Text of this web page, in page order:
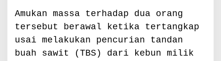
a
r
A
m
Amukan massa terhadap dua orang
tersebut berawal ketika tertangkap
usai melakukan pencurian tandan
buah sawit (TBS) dari kebun milik